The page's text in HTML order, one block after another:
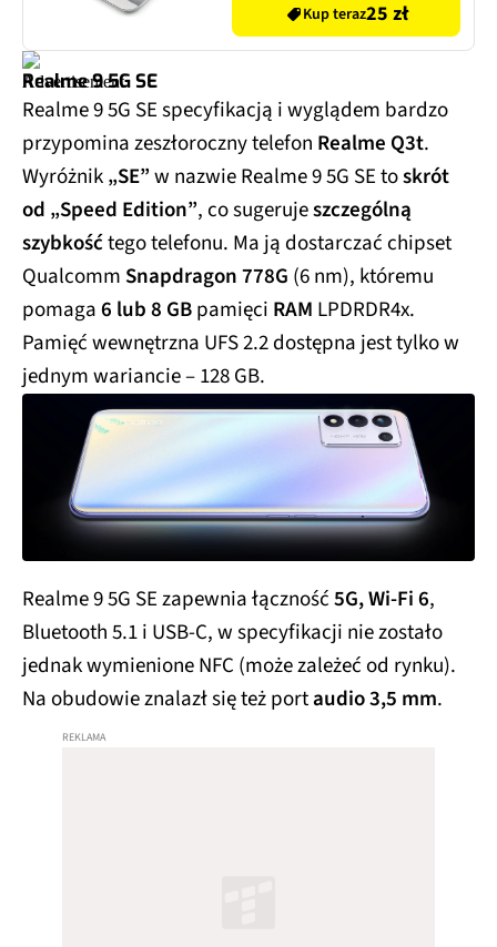
Kup teraz25 zł
Realme 9 5G SE
Realme 9 5G SE specyfikacją i wyglądem bardzo
przypomina zeszłoroczny telefon Realme Q3t.
Wyróżnik„SE”w nazwie Realme 9 5G SE toskrót
od „Speed Edition”, co sugerujeszczególną
szybkośćtego telefonu. Ma ją dostarczać chipset
Qualcomm Snapdragon 778G (6 nm), któremu
pomaga6 lub 8 GBpamięci RAM LPDRDR4x.
Pamięć wewnętrzna UFS 2.2 dostępna jest tylko w
jednym wariancie – 128 GB.
Realme 9 5G SE zapewnia łączność5G, Wi-Fi 6,
Bluetooth 5.1 i USB-C, w specyfikacji nie zostało
jednak wymienione NFC (może zależeć od rynku).
Na obudowie znalazł się też portaudio 3,5 mm.